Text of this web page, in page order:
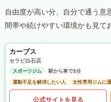
自由度が高い分、自分で通う
間帯や続けやすい環境かも見て
カーブス
セラビ白石店
スポーツジム
駅から車で3分
運動不足を解消したい人
女性専用ジムに
公式サイトを見る